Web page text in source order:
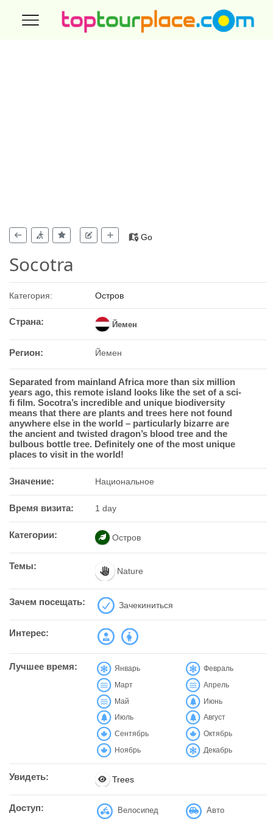
Go
Socotra
Категория: Остров
Страна: Йемен
Регион: Йемен
Separated from mainland Africa more than six million
years ago, this remote island looks like the set of a sci-
fi film. Socotra’s incredible and unique biodiversity
means that there are plants and trees here not found
anywhere else in the world – particularly bizarre are
the ancient and twisted dragon’s blood tree and the
bulbous bottle tree. Definitely one of the most unique
places to visit in the world!
Значение: Национальное
Время визита: 1 day
Категории: Остров
Темы: Nature
Зачем посещать: Зачекиниться
Интерес:
Лучшее время: Январь Февраль
Март Апрель
Май Июнь
Июль Август
Сентябрь Октябрь
Ноябрь Декабрь
Увидеть: Trees
Доступ: Велосипед Авто